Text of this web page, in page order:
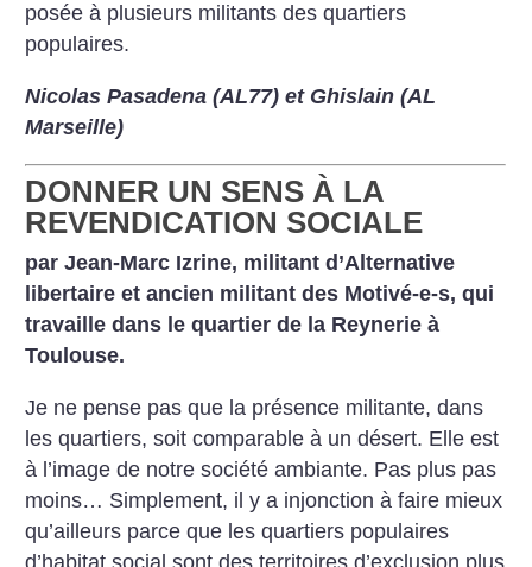
posée à plusieurs militants des quartiers
populaires.
Nicolas Pasadena (AL77) et Ghislain (AL
Marseille)
DONNER UN SENS À LA
REVENDICATION SOCIALE
par Jean-Marc Izrine, militant d’Alternative
libertaire et ancien militant des Motivé-e-s, qui
travaille dans le quartier de la Reynerie à
Toulouse.
Je ne pense pas que la présence militante, dans
les quartiers, soit comparable à un désert. Elle est
à l’image de notre société ambiante. Pas plus pas
moins… Simplement, il y a injonction à faire mieux
qu’ailleurs parce que les quartiers populaires
d’habitat social sont des territoires d’exclusion plus